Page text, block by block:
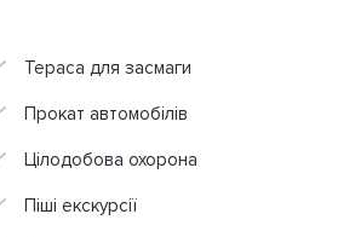
Тераса для засмаги
Прокат автомобілів
Цілодобова охорона
Піші екскурсії